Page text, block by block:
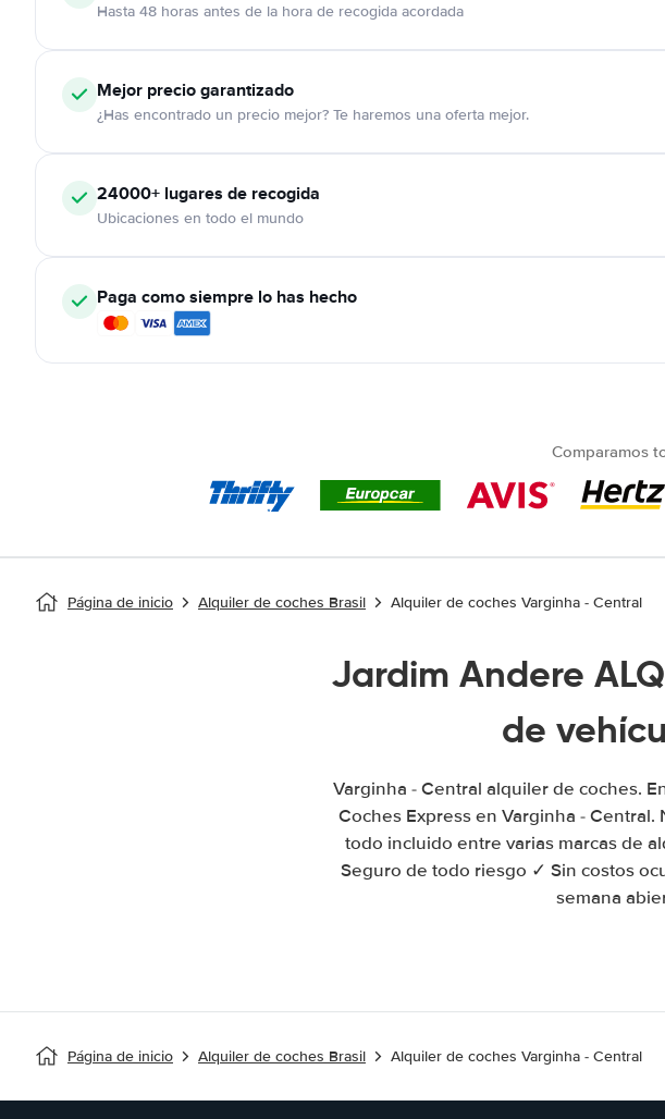
Hasta 48 horas antes de la hora de recogida acordada
Mejor precio garantizado
¿Has encontrado un precio mejor? Te haremos una oferta mejor.
24000+ lugares de recogida
Ubicaciones en todo el mundo
Paga como siempre lo has hecho
Comparamos
Página de inicio Alquiler de coches Brasil Alquiler de coches Varginha - Central
Jardim Andere
de
Varginha - Central alquiler de coches.
Coches Express en Varginha -
todo incluido entre varias marcas de
Seguro de todo riesgo ✓ Sin costos
semana
Página de inicio Alquiler de coches Brasil Alquiler de coches Varginha - Central